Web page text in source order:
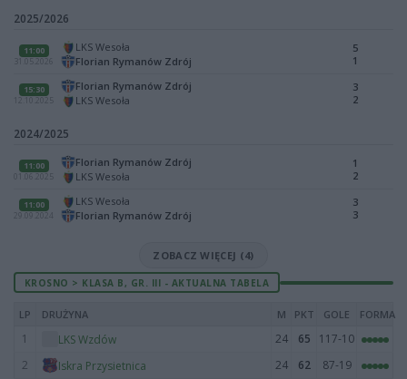
2025/2026
11:00
31.05.2026
LKS Wesoła
Florian Rymanów Zdrój
5
1
15:30
12.10.2025
Florian Rymanów Zdrój
LKS Wesoła
3
2
2024/2025
11:00
01.06.2025
Florian Rymanów Zdrój
LKS Wesoła
1
2
11:00
29.09.2024
LKS Wesoła
Florian Rymanów Zdrój
3
3
ZOBACZ WIĘCEJ (4)
KROSNO > KLASA B, GR. III - AKTUALNA TABELA
LP DRUŻYNA M PKT GOLE FORMA
1 LKS Wzdów 24 65
117-10
2
Iskra Przysietnica 24 62
87-19